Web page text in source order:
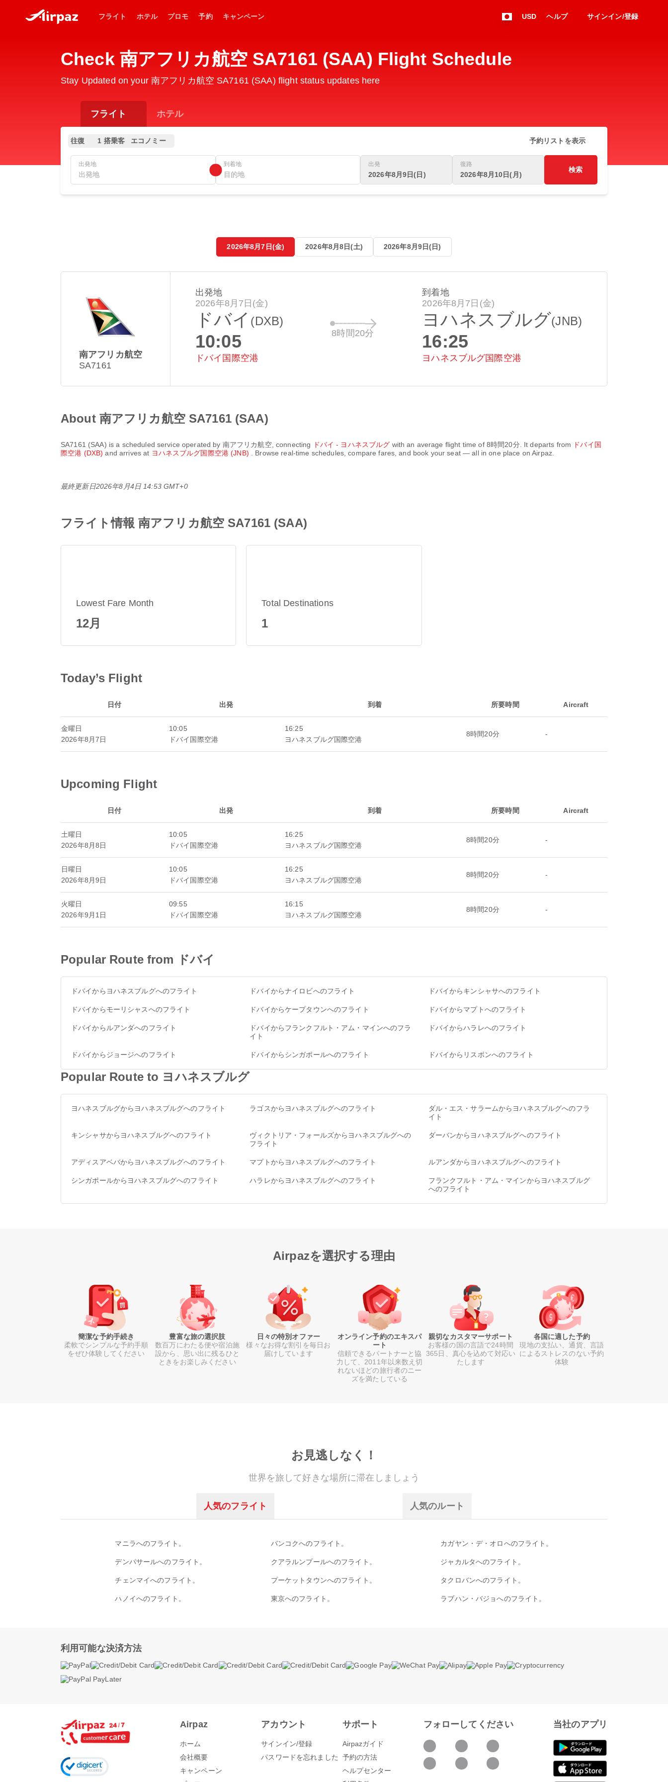
フライト ホテル プロモ 予約 キャンペーン USD ヘルプ サインイン/登録
Check 南アフリカ航空 SA7161 (SAA) Flight Schedule
Stay Updated on your 南アフリカ航空 SA7161 (SAA) flight status updates here
フライト ホテル
往復 1 搭乗客 エコノミー 予約リストを表示
出発地 到着地 出発
2026年8月9日(日)
復路
2026年8月10日(月)
検索
2026年8月7日(金) 2026年8月8日(土) 2026年8月9日(日)
南アフリカ航空
SA7161
出発地
2026年8月7日(金)
ドバイ (DXB)
10:05
ドバイ国際空港
8時間20分
到着地
2026年8月7日(金)
ヨハネスブルグ(JNB)
16:25
ヨハネスブルグ国際空港
About 南アフリカ航空 SA7161 (SAA)
SA7161 (SAA) is a scheduled service operated by 南アフリカ航空, connecting ドバイ - ヨハネスブルグ with an average flight time of 8時間20分 . It departs from
ドバイ国
際空港 (DXB)and arrives at ヨハネスブルグ国際空港 (JNB) . Browse real-time schedules, compare fares, and book your seat — all in one place on Airpaz.
最終更新日2026年8月4日 14:53 GMT+0
フライト情報 南アフリカ航空 SA7161 (SAA)
Lowest Fare Month
12月
Total Destinations
1
Today’s Flight
日付 出発 到着 所要時間 Aircraft
金曜日
2026年8月7日
10:05
ドバイ国際空港
16:25
ヨハネスブルグ国際空港
8時間20分 -
Upcoming Flight
日付 出発 到着 所要時間 Aircraft
土曜日
2026年8月8日
10:05
ドバイ国際空港
16:25
ヨハネスブルグ国際空港
8時間20分 -
日曜日
2026年8月9日
10:05
ドバイ国際空港
16:25
ヨハネスブルグ国際空港
8時間20分 -
火曜日
2026年9月1日
09:55
ドバイ国際空港
16:15
ヨハネスブルグ国際空港
8時間20分 -
Popular Route from ドバイ
ドバイからヨハネスブルグへのフライト ドバイからナイロビへのフライト ドバイからキンシャサへのフライト
ドバイからモーリシャスへのフライト ドバイからケープタウンへのフライト ドバイからマプトへのフライト
ドバイからルアンダへのフライト
ドバイからフランクフルト・アム・マインへのフラ
イト
ドバイからハラレへのフライト
ドバイからジョージへのフライト ドバイからシンガポールへのフライト ドバイからリスボンへのフライト
Popular Route to ヨハネスブルグ
ヨハネスブルグからヨハネスブルグへのフライト ラゴスからヨハネスブルグへのフライト
ダル・エス・サラームからヨハネスブルグへのフラ
イト
キンシャサからヨハネスブルグへのフライト
ヴィクトリア・フォールズからヨハネスブルグへの
フライト
ダーバンからヨハネスブルグへのフライト
アディスアベバからヨハネスブルグへのフライト マプトからヨハネスブルグへのフライト ルアンダからヨハネスブルグへのフライト
シンガポールからヨハネスブルグへのフライト ハラレからヨハネスブルグへのフライト
フランクフルト・アム・マインからヨハネスブルグ
へのフライト
Airpazを選択する理由
簡潔な予約手続き
柔軟でシンプルな予約手順
をぜひ体験してください
豊富な旅の選択肢
数百万にわたる便や宿泊施
設から、思い出に残るひと
ときをお楽しみください
日々の特別オファー
様々なお得な割引を毎日お
届けしています
オンライン予約のエキスパ
ート
信頼できるパートナーと協
力して、2011年以来数え切
れないほどの旅行者のニー
ズを満たしている
親切なカスタマーサポート
お客様の国の言語で24時間
365日、真心を込めて対応い
たします
各国に適した予約
現地の支払い、通貨、言語
によるストレスのない予約
体験
お見逃しなく！
世界を旅して好きな場所に滞在しましょう
人気のフライト 人気のルート
マニラへのフライト。 バンコクへのフライト。 カガヤン・デ・オロへのフライト。
デンパサールへのフライト。 クアラルンプールへのフライト。 ジャカルタへのフライト。
チェンマイへのフライト。 プーケットタウンへのフライト。 タクロバンへのフライト。
ハノイへのフライト。 東京へのフライト。 ラブハン・バジョへのフライト。
利用可能な決済方法
Airpaz
ホーム
会社概要
キャンペーン
アカウント
サインイン/登録
パスワードを忘れました
サポート
Airpazガイド
予約の方法
ヘルプセンター
フォローしてください 当社のアプリ